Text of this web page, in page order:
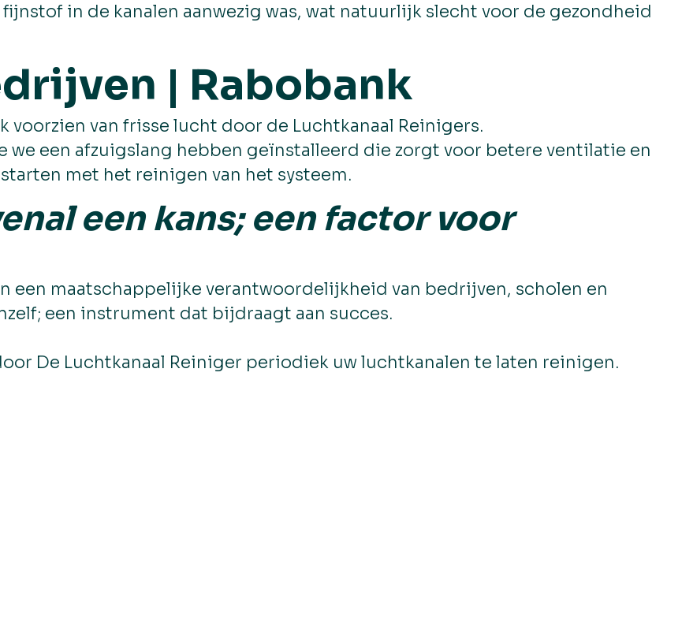
in de kanalen aanwezig was, wat natuurlijk slecht voor de gezondheid
| Rabobank
van frisse lucht door de Luchtkanaal Reinigers.
we een afzuigslang hebben geïnstalleerd die zorgt voor betere ventilatie en
met het reinigen van het systeem.
een kans; een factor voor
een maatschappelijke verantwoordelijkheid van bedrijven, scholen en
een instrument dat bijdraagt aan succes.
De Luchtkanaal Reiniger periodiek uw luchtkanalen te laten reinigen.